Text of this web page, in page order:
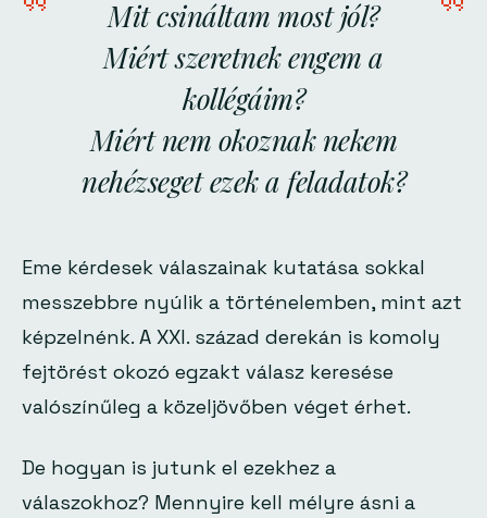
Mit csináltam most jól?
Miért szeretnek engem a
kollégáim?
Miért nem okoznak nekem
nehézseget ezek a feladatok?
Eme kérdesek válaszainak kutatása sokkal
messzebbre nyúlik a történelemben, mint azt
képzelnénk. A XXI. század derekán is komoly
fejtörést okozó egzakt válasz keresése
valószínűleg a közeljövőben véget érhet.
De hogyan is jutunk el ezekhez a
válaszokhoz? Mennyire kell mélyre ásni a